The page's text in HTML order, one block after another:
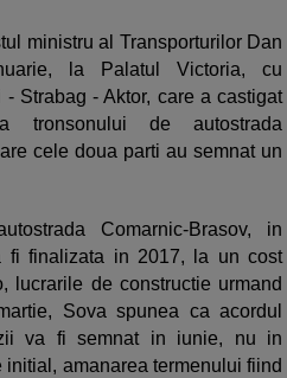
ministru al Transporturilor Dan
la Palatul Victoria, cu
Strabag - Aktor, care a castigat
tronsonului de autostrada
cele doua parti au semnat un
Comarnic-Brasov, in
fi finalizata in 2017, la un cost
lucrarile de constructie urmand
Sova spunea ca acordul
va fi semnat in iunie, nu in
amanarea termenului fiind